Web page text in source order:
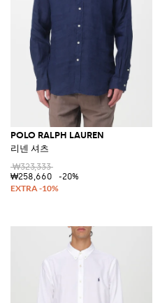
POLO RALPH LAUREN
리넨 셔츠
₩323,333
₩258,660
-20%